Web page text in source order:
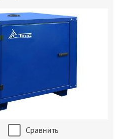
Сравнить